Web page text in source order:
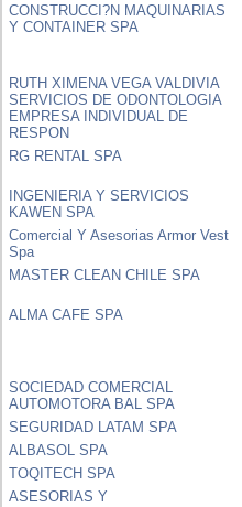
CONSTRUCCI?N MAQUINARIAS
Y CONTAINER SPA
RUTH XIMENA VEGA VALDIVIA
SERVICIOS DE ODONTOLOGIA
EMPRESA INDIVIDUAL DE
RESPON
RG RENTAL SPA
INGENIERIA Y SERVICIOS
KAWEN SPA
Comercial Y Asesorias Armor Vest
Spa
MASTER CLEAN CHILE SPA
ALMA CAFE SPA
SOCIEDAD COMERCIAL
AUTOMOTORA BAL SPA
SEGURIDAD LATAM SPA
ALBASOL SPA
TOQITECH SPA
ASESORIAS Y